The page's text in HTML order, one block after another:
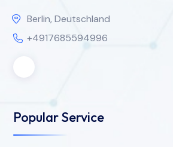
Berlin, Deutschland
+4917685594996
Popular Service